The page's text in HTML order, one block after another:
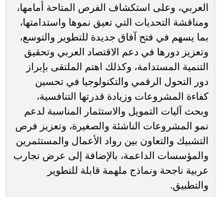
العربي، وعلى استكشاف الفرص المتاحة أمامها،
ومناقشة التحديات التي تعيق نموها واستدامتها،
بما يسهم في فتح آفاق جديدة للتطوير والتوسع،
وتعزيز دورها في دعم الاقتصاد العربي وتحقيق
التنمية المستدامة، وكذلك اهتم الملتقى بإبراز
دور التحول الرقمي والتكنولوجيا في تحسين
كفاءة المشروعات وزيادة قدرتها التنافسية،
وبحث آليات التمويل والاستثمار المناسبة لدعم
نمو المشروعات الناشئة والصغيرة، وتعزيز فرص
التشبيك والتعاون بين رواد الأعمال والمستثمرين
والمؤسسات الداعمة، بالإضافة إلى عرض تجارب
عربية ناجحة ونماذج ملهمة قابلة للتطوير
والتطبيق.